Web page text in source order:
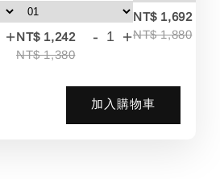
+NT$ 1,242
NT$ 1,380
- +
NT$ 1,692
NT$ 1,880
加入購物車